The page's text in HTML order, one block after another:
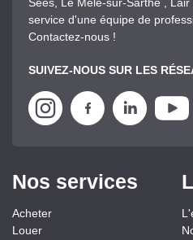
Sées, Le Mêle-sur-Sarthe ,
service d'une équipe de
Contactez-nous !
SUIVEZ-NOUS SUR LES
Nos services
Acheter
Louer